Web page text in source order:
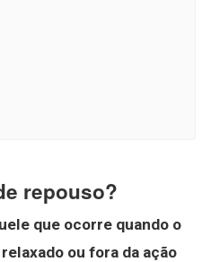
repouso?
que ocorre quando o
ou fora da ação